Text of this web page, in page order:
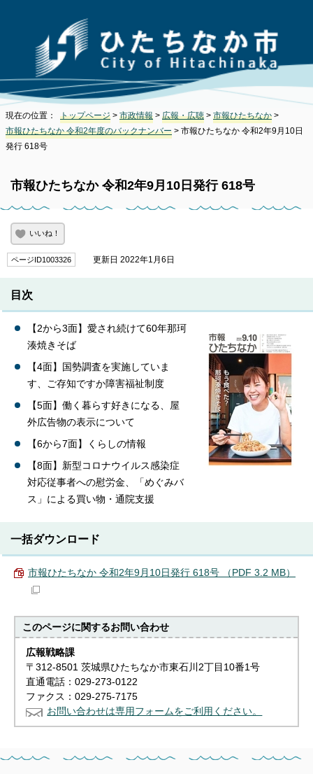
現在の位置： トップページ > 市政情報 > 広報・広聴 > 市報ひたちなか >
市報ひたちなか 令和2年度のバックナンバー > 市報ひたちなか 令和2年9月10日
発行 618号
市報ひたちなか 令和2年9月10日発行 618号
いいね！
ページID1003326 更新日 2022年1月6日
目次
【2から3面】愛され続けて60年那珂
湊焼きそば
【4面】国勢調査を実施していま
す、ご存知ですか障害福祉制度
【5面】働く暮らす好きになる、屋
外広告物の表示について
【6から7面】くらしの情報
【8面】新型コロナウイルス感染症
対応従事者への慰労金、「めぐみバ
ス」による買い物・通院支援
一括ダウンロード
市報ひたちなか 令和2年9月10日発行 618号 （PDF 3.2 MB）
このページに関するお問い合わせ
広報戦略課
〒312-8501 茨城県ひたちなか市東石川2丁目10番1号
直通電話：029-273-0122
ファクス：029-275-7175
お問い合わせは専用フォームをご利用ください。